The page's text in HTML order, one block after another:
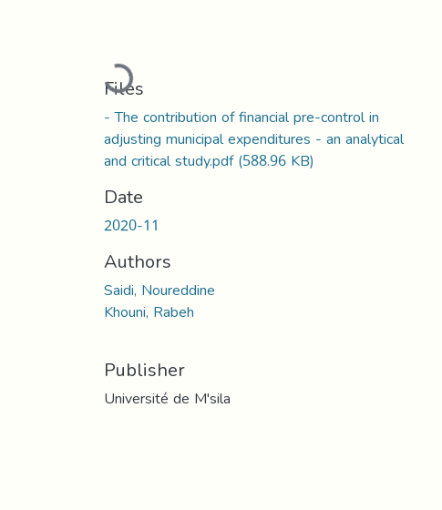
Loading...
Files
- The contribution of financial pre-control in
adjusting municipal expenditures - an analytical
and critical study.pdf(588.96 KB)
Date
2020-11
Authors
Saidi, Noureddine
Khouni, Rabeh
Publisher
Université de M'sila